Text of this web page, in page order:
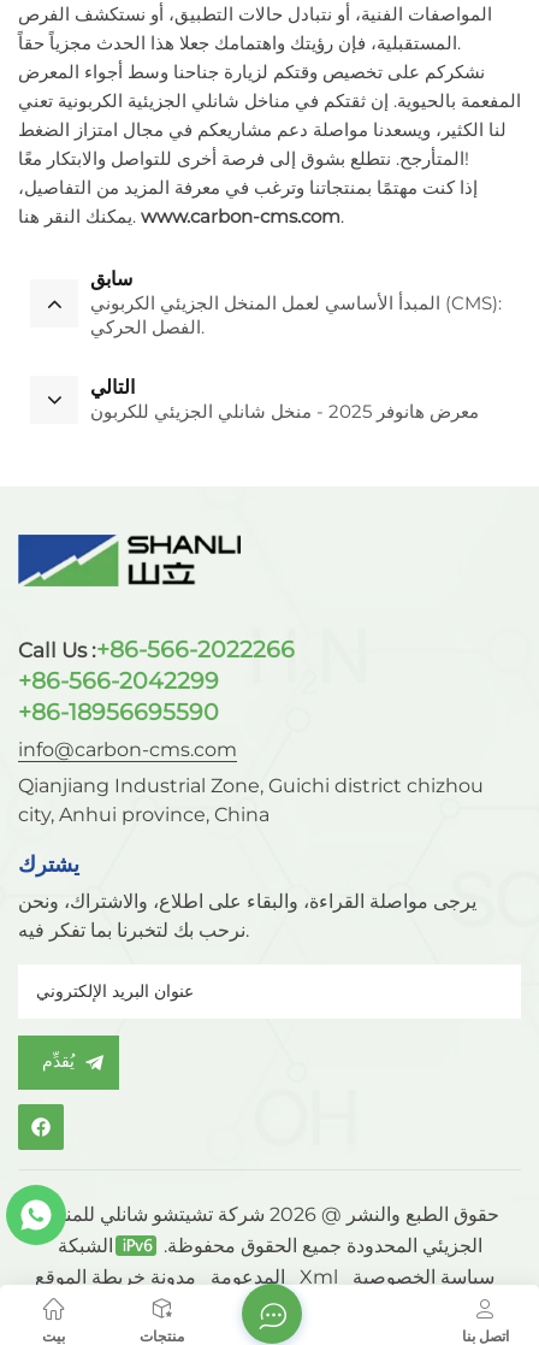
المواصفات الفنية، أو نتبادل حالات التطبيق، أو نستكشف الفرص
المستقبلية، فإن رؤيتك واهتمامك جعلا هذا الحدث مجزياً حقاً.
نشكركم على تخصيص وقتكم لزيارة جناحنا وسط أجواء المعرض
المفعمة بالحيوية. إن ثقتكم في مناخل شانلي الجزيئية الكربونية تعني
لنا الكثير، ويسعدنا مواصلة دعم مشاريعكم في مجال امتزاز الضغط
المتأرجح. نتطلع بشوق إلى فرصة أخرى للتواصل والابتكار معًا!
إذا كنت مهتمًا بمنتجاتنا وترغب في معرفة المزيد من التفاصيل،
يمكنك النقر هنا. www.carbon-cms.com.
سابق
المبدأ الأساسي لعمل المنخل الجزيئي الكربوني (CMS):
الفصل الحركي.
التالي
معرض هانوفر 2025 - منخل شانلي الجزيئي للكربون
Call Us :+86-566-2022266
+86-566-2042299
+86-18956695590
info@carbon-cms.com
Qianjiang Industrial Zone, Guichi district chizhou
city, Anhui province, China
يشترك
يرجى مواصلة القراءة، والبقاء على اطلاع، والاشتراك، ونحن
نرحب بك لتخبرنا بما تفكر فيه.
يُقدِّم
حقوق الطبع والنشر @ 2026 شركة تشيتشو شانلي للمنخل
الجزيئي المحدودة جميع الحقوق محفوظة.
الشبكة
المدعومة
مدونة Xml سياسة الخصوصية
بيت منتجات اتصل بنا